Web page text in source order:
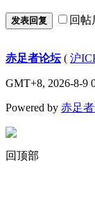
发表回复 回帖
赤足者论坛( 沪
GMT+8, 2026-8-9
Powered by 赤足
回顶部